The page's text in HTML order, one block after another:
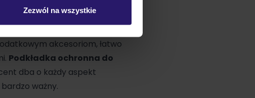
Zezwól na wszystkie
akcesoriom, łatwo
Podkładka ochronna do
dba o każdy aspekt
ważny.